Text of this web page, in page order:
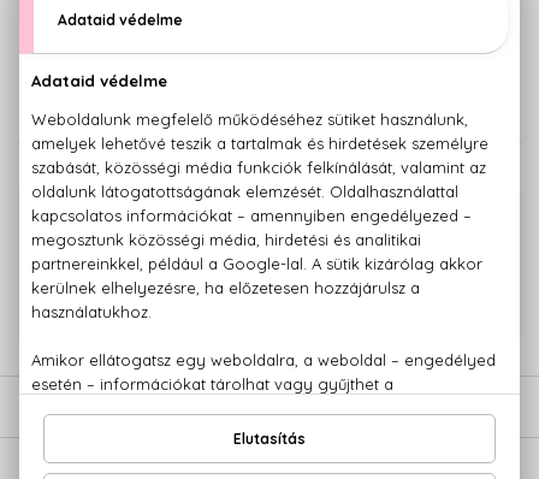
KAPCSOLÓDÓ TERMÉKEK
100% eredeti termékek,14 napos visszaküldési garanciával
Kérdésed van, elakadtál? Hívd ügyfélszolgálatunkat: +36 20
779 1926
ÉRTÉKELÉSEK (0)